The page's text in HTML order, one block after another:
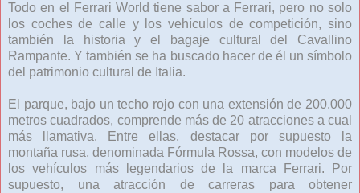
Todo en el Ferrari World tiene sabor a Ferrari, pero no solo
los coches de calle y los vehículos de competición, sino
también la historia y el bagaje cultural del Cavallino
Rampante. Y también se ha buscado hacer de él un símbolo
del patrimonio cultural de Italia.
El parque, bajo un techo rojo con una extensión de 200.000
metros cuadrados, comprende más de 20 atracciones a cual
más llamativa. Entre ellas, destacar por supuesto la
montaña rusa, denominada Fórmula Rossa, con modelos de
los vehículos más legendarios de la marca Ferrari. Por
supuesto, una atracción de carreras para obtener